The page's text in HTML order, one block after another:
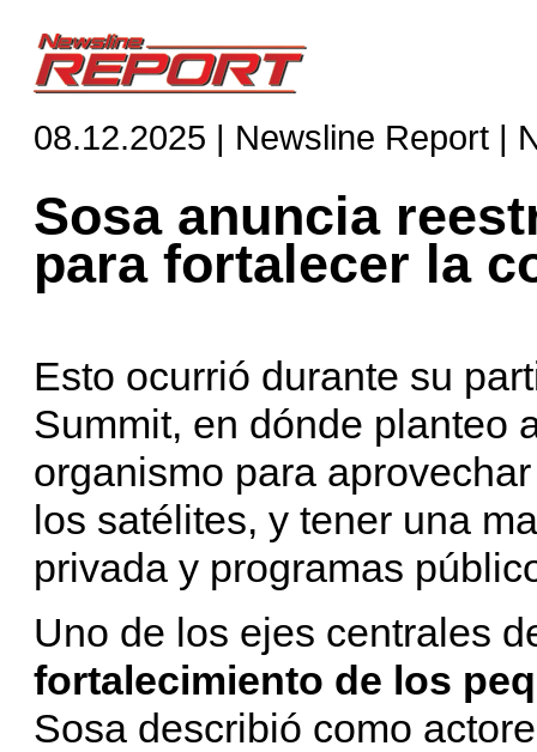
08.12.2025 | Newsline Report |
Sosa anuncia
para fortalecer la
Esto ocurrió durante su
Summit, en dónde planteo
organismo para
los satélites, y tener una
privada y programas
Uno de los ejes centrales
fortalecimiento de los
Sosa describió como